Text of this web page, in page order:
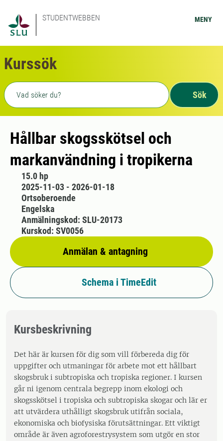
STUDENTWEBBEN MENY
Kurssök
Fritext sökning
Sök
Hållbar skogsskötsel och
markanvändning i tropikerna
15.0 hp
2025-11-03 - 2026-01-18
Ortsoberoende
Engelska
Anmälan & antagning
Anmälningskod: SLU-20173
Kurskod: SV0056
Schema i TimeEdit
Kursbeskrivning
Det här är kursen för dig som vill förbereda dig för
uppgifter och utmaningar för arbete mot ett hållbart
skogsbruk i subtropiska och tropiska regioner. I kursen
går ni igenom centrala begrepp inom ekologi och
skogsskötsel i tropiska och subtropiska skogar och lär er
att utvärdera uthålligt skogsbruk utifrån sociala,
ekonomiska och biofysiska förutsättningar. Ett viktigt
område är även agroforestrysystem som utgör en stor